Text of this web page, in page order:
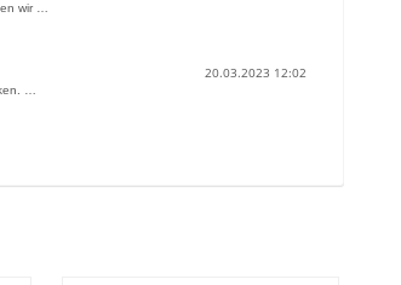
wir …
20.03.2023 12:02
…